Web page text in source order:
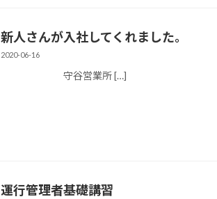
新人さんが入社してくれました。
2020-06-16
守谷営業所 […]
運行管理者基礎講習